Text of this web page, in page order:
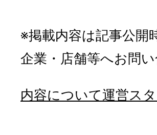
※掲載内容は記事公開
企業・店舗等へお問
内容について運営ス